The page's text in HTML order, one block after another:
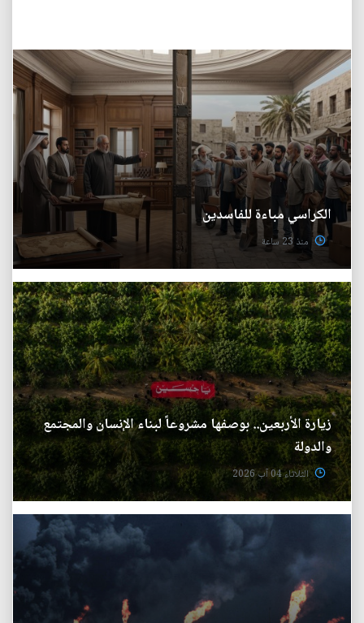
الكراسي مباءة للفاسدين
منذ 23 ساعة
زيارة الأربعين.. بوصفها مشروعاً لبناء الإنسان والمجتمع
والدولة
الثلاثاء 04 آب 2026